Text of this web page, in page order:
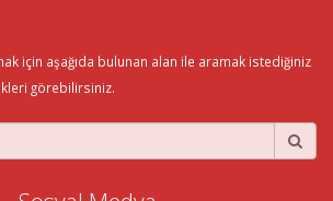
için aşağıda bulunan alan ile aramak istediğiniz
görebilirsiniz.